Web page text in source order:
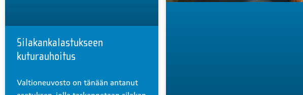
Silakankalastukseen
kuturauhoitus
Valtioneuvosto on tänään antanut